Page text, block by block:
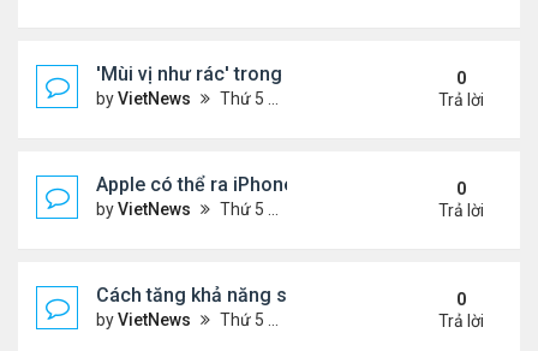
'Mùi vị như rác' trong miệng sau khi uống thuốc
byVietNews Thứ 5 Tháng 8 18, 2022 4:39 pm
0
Trả lời
Apple có thể ra iPhone 14 ngày 7/9
byVietNews Thứ 5 Tháng 8 18, 2022 4:20 pm
0
Trả lời
Cách tăng khả năng sống sót khi máy bay gặp sự
byVietNews Thứ 5 Tháng 8 18, 2022 4:11 pm
0
Trả lời